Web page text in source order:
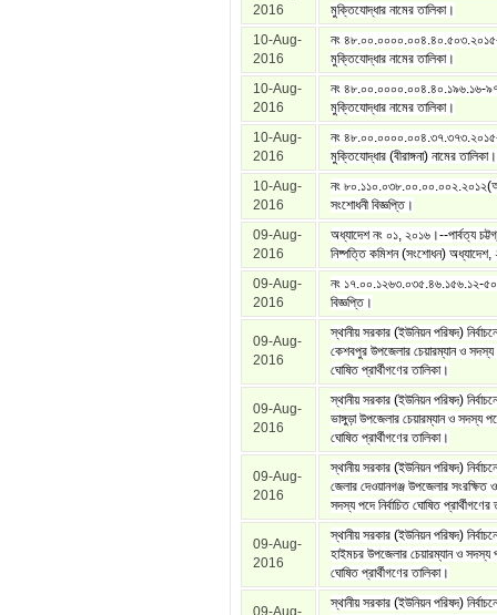
2016
মুক্তিযোদ্ধার নামের তালিকা।
10-Aug-
2016
নং
মুক্তিযোদ্ধার নামের তালিকা।
10-Aug-
2016
নং ৪৮.০০.০০০০.০০৪.৪০.১৯৬.১৬-
মুক্তিযোদ্ধার নামের তালিকা।
10-Aug-
2016
নং
মুক্তিযোদ্ধার (বীরাঙ্গনা) নামের তালিকা।
10-Aug-
2016
নং
সংশোধনী বিজ্ঞপ্তি।
09-Aug-
2016
অধ্যাদেশ নং ০১, ২০১৬।--পার্বত্য
নিষ্পত্তি কমিশন (সংশোধন)
09-Aug-
2016
নং ১৭.০০.১২৬৩.০৩৫.৪৬.১৫৬.১২-
বিজ্ঞপ্তি।
09-Aug-
2016
স্থানীয় সরকার (ইউনিয়ন পরিষদ)
কেশবপুর উপজেলার চেয়ারম্যান ও সদস্য
ঘোষিত প্রার্থীগণের তালিকা।
09-Aug-
2016
স্থানীয় সরকার (ইউনিয়ন পরিষদ)
ভাঙ্গুড়া উপজেলার চেয়ারম্যান ও সদস্য
ঘোষিত প্রার্থীগণের তালিকা।
09-Aug-
2016
স্থানীয় সরকার (ইউনিয়ন পরিষদ)
জেলার দেওয়ানগঞ্জ উপজেলার সংরক্ষিত
সদস্য পদে নির্বাচিত ঘোষিত প্রার্থীগণের
09-Aug-
2016
স্থানীয় সরকার (ইউনিয়ন পরিষদ)
হাইমচর উপজেলার চেয়ারম্যান ও সদস্য
ঘোষিত প্রার্থীগণের তালিকা।
09-Aug-
স্থানীয় সরকার (ইউনিয়ন পরিষদ)